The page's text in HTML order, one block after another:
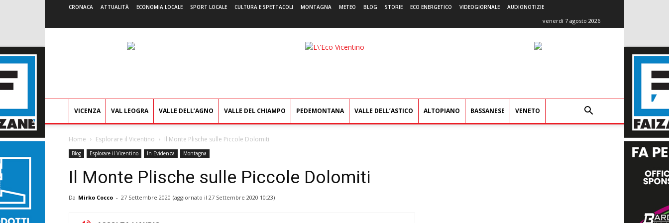
CRONACA ATTUALITÀ ECONOMIA LOCALE SPORT LOCALE CULTURA E SPETTACOLI MONTAGNA METEO BLOG STORIE ECO ENERGETICO VIDEOGIORNALE AUDIONOTIZIE
venerdì 7 agosto 2026
L'Eco
VICENZA VAL LEOGRA VALLE DELL’AGNO VALLE DEL CHIAMPO PEDEMONTANA VALLE DELL’ASTICO ALTOPIANO BASSANESE VENETO
Home Esplorare il Vicentino Il Monte Plische sulle Piccole Dolomiti
Blog Esplorare il Vicentino In Evidenza Montagna
Il Monte Plische sulle Piccole Dolomiti
Da Mirko Cocco - 27 Settembre 2020 (aggiornato il 27 Settembre 2020 10:23)